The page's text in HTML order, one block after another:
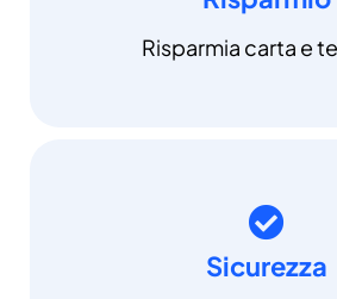
Risparmia carta e
Sicurezza